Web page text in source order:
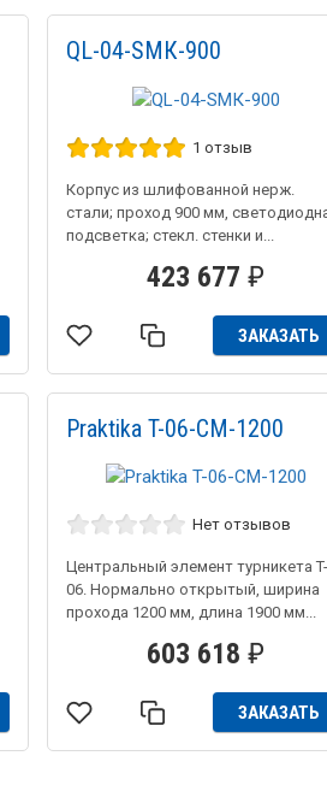
QL-04-SMК-900
1 отзыв
Корпус из шлифованной нерж.
стали; проход 900 мм,
подсветка; стекл. стенки и...
423 677 ₽
ЗАКАЗАТЬ
Praktika T-06-CM-1200
Нет отзывов
Центральный элемент турникета
06. Нормально открытый, ширина
прохода 1200 мм, длина 1900 мм...
603 618 ₽
ЗАКАЗАТЬ